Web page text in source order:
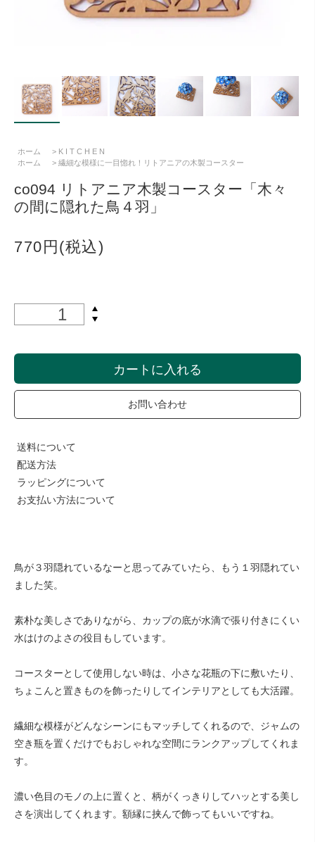
ホーム > K I T C H E N
ホーム
> 繊細な模様に一目惚れ！リトアニアの木製コースター
co094 リトアニア木製コースター「木々
の間に隠れた鳥４羽」
770円(税込)
カートに入れる
お問い合わせ
送料について
配送方法
ラッピングについて
お支払い方法について
鳥が３羽隠れているなーと思ってみていたら、もう１羽隠れてい
ました笑。
素朴な美しさでありながら、カップの底が水滴で張り付きにくい
水はけのよさの役目もしています。
コースターとして使用しない時は、小さな花瓶の下に敷いたり、
ちょこんと置きものを飾ったりしてインテリアとしても大活躍。
繊細な模様がどんなシーンにもマッチしてくれるので、ジャムの
空き瓶を置くだけでもおしゃれな空間にランクアップしてくれま
す。
濃い色目のモノの上に置くと、柄がくっきりしてハッとする美し
さを演出してくれます。額縁に挟んで飾ってもいいですね。